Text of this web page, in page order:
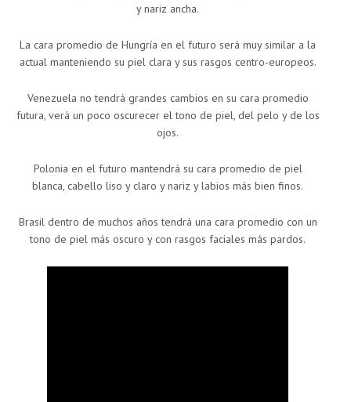
y nariz ancha.
La cara promedio de Hungría en el futuro será muy similar a la
actual manteniendo su piel clara y sus rasgos centro-europeos.
Venezuela no tendrá grandes cambios en su cara promedio
futura, verá un poco oscurecer el tono de piel, del pelo y de los
ojos.
Polonia en el futuro mantendrá su cara promedio de piel
blanca, cabello liso y claro y nariz y labios más bien finos.
Brasil dentro de muchos años tendrá una cara promedio con un
tono de piel más oscuro y con rasgos faciales más pardos.